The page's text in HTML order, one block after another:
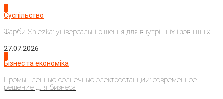
Суспільство
Фарби Sniezka: універсальні рішення для внутрішніх і зовнішніх...
27.07.2026
Бізнес та економіка
Промышленные солнечные электростанции: современное
решение для бизнеса